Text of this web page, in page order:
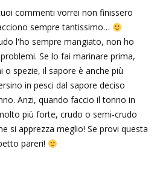
commenti vorrei non finissero
sempre tantissimo…
l'ho sempre mangiato, non ho
Se lo fai marinare prima,
o spezie, il sapore è anche più
in pesci dal sapore deciso
Anzi, quando faccio il tonno in
più forte, crudo o semi-crudo
si apprezza meglio! Se provi questa
pareri!